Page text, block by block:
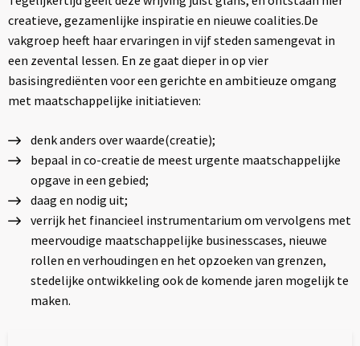
creatieve, gezamenlijke inspiratie en nieuwe coalities.De
vakgroep heeft haar ervaringen in vijf steden samengevat in
een zevental lessen. En ze gaat dieper in op vier
basisingrediënten voor een gerichte en ambitieuze omgang
met maatschappelijke initiatieven:
denk anders over waarde(creatie);
bepaal in co-creatie de meest urgente maatschappelijke
opgave in een gebied;
daag en nodig uit;
verrijk het financieel instrumentarium om vervolgens met
meervoudige maatschappelijke businesscases, nieuwe
rollen en verhoudingen en het opzoeken van grenzen,
stedelijke ontwikkeling ook de komende jaren mogelijk te
maken.